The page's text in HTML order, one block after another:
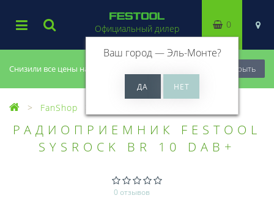
Снизили все цены на 20%, успей купить! Закрыть
Официальный дилер
Ваш город —Эль-Монте?
0
FanShop
РАДИОПРИЕМНИК FESTOOL
SYSROCK BR 10 DAB+
0 отзывов